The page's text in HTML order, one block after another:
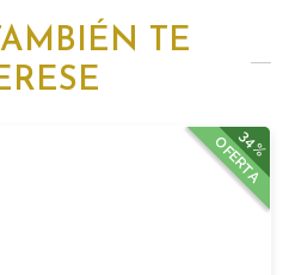
TE
34%
OFERTA